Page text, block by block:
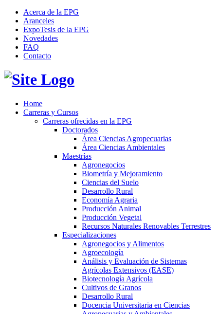
Acerca de la EPG
Aranceles
ExpoTesis de la EPG
Novedades
FAQ
Contacto
Home
Carreras y Cursos
Carreras ofrecidas en la EPG
Doctorados
Área Ciencias Agropecuarias
Área Ciencias Ambientales
Maestrías
Agronegocios
Biometría y Mejoramiento
Ciencias del Suelo
Desarrollo Rural
Economía Agraria
Producción Animal
Producción Vegetal
Recursos Naturales Renovables Terrestres
Especializaciones
Agronegocios y Alimentos
Agroecología
Análisis y Evaluación de Sistemas
Agrícolas Extensivos (EASE)
Biotecnología Agrícola
Cultivos de Granos
Desarrollo Rural
Docencia Universitaria en Ciencias